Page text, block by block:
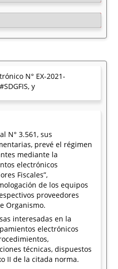
N° EX-2021-
y
N° 3.561, sus
prevé el régimen
mediante la
electrónicos
Fiscales”,
de los equipos
proveedores
Organismo.
interesadas en la
electrónicos
técnicas, dispuestos
II de la citada norma.